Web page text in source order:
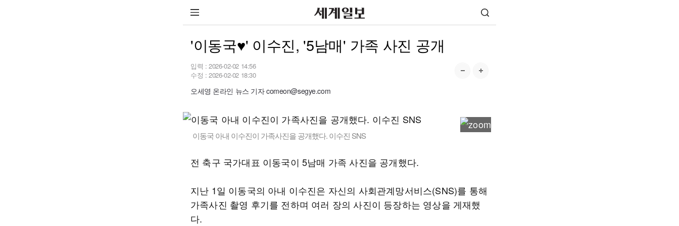
'이동국♥' 이수진, '5남매' 가족 사진 공개
입력 : 2026-02-02 14:56
수정 : 2026-02-02 18:30
오세영 온라인 뉴스 기자 comeon@segye.com
이동국 아내 이수진이 가족사진을 공개했다. 이수진 SNS
전 축구 국가대표 이동국이 5남매 가족 사진을 공개했다.
지난 1일 이동국의 아내 이수진은 자신의 사회관계망서비스(SNS)를 통해
가족사진 촬영 후기를 전하며 여러 장의 사진이 등장하는 영상을 게재했
다.